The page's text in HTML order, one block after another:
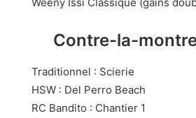
Contre-la-
Traditionnel : Scierie
HSW : Del Perro Beach
RC Bandito : Chantier 1